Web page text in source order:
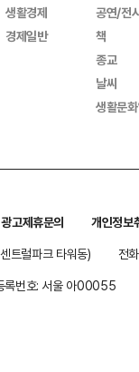
생활경제
경제일반
공연/전
책
종교
날씨
생활문
광고제휴문의
개인정보
트럴파크 타워동)
전
록번호: 서울 아00055